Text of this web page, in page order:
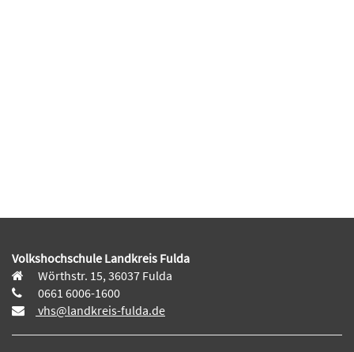
Volkshochschule Landkreis Fulda
Wörthstr. 15, 36037 Fulda
0661 6006-1600
vhs@landkreis-fulda.de